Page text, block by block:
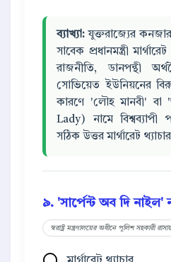
ব্যাখ্যা: যুক্তরাজ্যের
সাবেক প্রধানমন্ত্রী
রাজনীতি, ডানপন্থী
সোভিয়েত ইউনিয়নের
কারণে 'লৌহ মানবী'
Lady) নামে বিশ্বব্যাপী
সঠিক উত্তর মার্গারেট
৯. 'সার্পেন্ট অব দি নাইল'
স্বরাষ্ট্র মন্ত্রণালয়ের অধীনে পুলিশ সহকারী